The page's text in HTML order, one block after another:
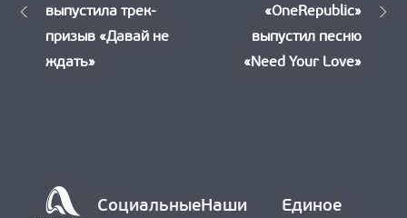
записям
выпустила трек-
призыв «Давай не
ждать»
«OneRepublic»
выпустил песню
«Need Your Love»
СоциальныеНаши
Единое